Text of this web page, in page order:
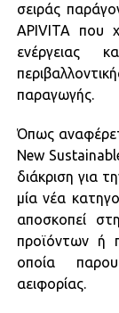
σειράς
APIVITA που
ενέργειας
παραγωγής.
Όπως
New
διάκριση για
μία νέα
αποσκοπεί
προϊόντων ή
οποία
αειφορίας.